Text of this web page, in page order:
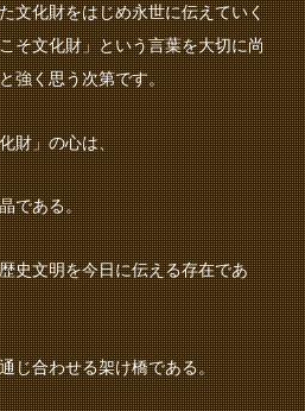
文化財をはじめ永世に伝えていく
そ文化財」という言葉を大切に尚
強く思う次第です。
財」の心は、
である。
史文明を今日に伝える存在であ
じ合わせる架け橋である。